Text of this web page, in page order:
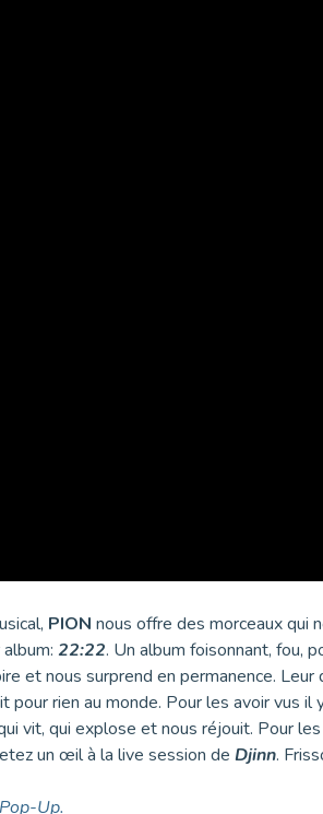
PION nous offre des morceaux qui
22:22. Un album foisonnant, fou,
et nous surprend en permanence. Leur
pour rien au monde. Pour les avoir vus il
vit, qui explose et nous réjouit. Pour
un œil à la live session de Djinn.
Up.